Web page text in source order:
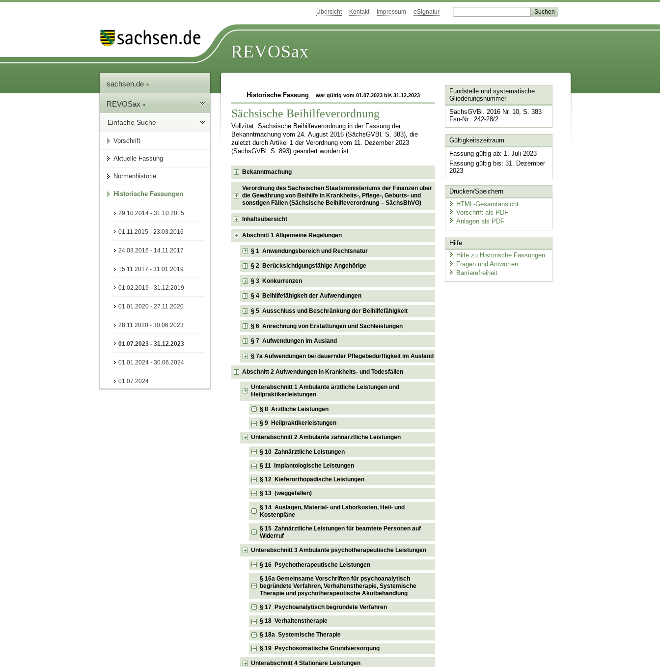
Übersicht Kontakt Impressum eSignatur
REVOSax
sachsen.de
REVOSax
Einfache Suche
Vorschrift
Aktuelle Fassung
Normenhistorie
Historische Fassungen
29.10.2014 - 31.10.2015
01.11.2015 - 23.03.2016
24.03.2016 - 14.11.2017
15.11.2017 - 31.01.2019
01.02.2019 - 31.12.2019
01.01.2020 - 27.11.2020
28.11.2020 - 30.06.2023
01.07.2023 - 31.12.2023
01.01.2024 - 30.06.2024
01.07.2024
Historische Fassung war gültig vom 01.07.2023 bis 31.12.2023
Sächsische Beihilfeverordnung
Vollzitat: Sächsische Beihilfeverordnung in der Fassung der
Bekanntmachung vom 24. August 2016 (SächsGVBl. S. 383), die
zuletzt durch Artikel 1 der Verordnung vom 11. Dezember 2023
(SächsGVBl. S. 893) geändert worden ist
Bekanntmachung
Verordnung des Sächsischen Staatsministeriums der Finanzen über
die Gewährung von Beihilfe in Krankheits-, Pflege-, Geburts- und
sonstigen Fällen (Sächsische Beihilfeverordnung – SächsBhVO)
Inhaltsübersicht
Abschnitt 1 Allgemeine Regelungen
§ 1 Anwendungsbereich und Rechtsnatur
§ 2 Berücksichtigungsfähige Angehörige
§ 3 Konkurrenzen
§ 4 Beihilfefähigkeit der Aufwendungen
§ 5 Ausschluss und Beschränkung der Beihilfefähigkeit
§ 6 Anrechnung von Erstattungen und Sachleistungen
§ 7 Aufwendungen im Ausland
§ 7a Aufwendungen bei dauernder Pflegebedürftigkeit im Ausland
Abschnitt 2 Aufwendungen in Krankheits- und Todesfällen
Unterabschnitt 1 Ambulante ärztliche Leistungen und
Heilpraktikerleistungen
§ 8 Ärztliche Leistungen
§ 9 Heilpraktikerleistungen
Unterabschnitt 2 Ambulante zahnärztliche Leistungen
§ 10 Zahnärztliche Leistungen
§ 11 Implantologische Leistungen
§ 12 Kieferorthopädische Leistungen
§ 13 (weggefallen)
§ 14 Auslagen, Material- und Laborkosten, Heil- und
Kostenpläne
§ 15 Zahnärztliche Leistungen für beamtete Personen auf
Widerruf
Unterabschnitt 3 Ambulante psychotherapeutische Leistungen
§ 16 Psychotherapeutische Leistungen
§ 16a Gemeinsame Vorschriften für psychoanalytisch
begründete Verfahren, Verhaltenstherapie, Systemische
Therapie und psychotherapeutische Akutbehandlung
§ 17 Psychoanalytisch begründete Verfahren
§ 18 Verhaltenstherapie
§ 18a Systemische Therapie
§ 19 Psychosomatische Grundversorgung
Unterabschnitt 4 Stationäre Leistungen
Fundstelle und systematische
Gliederungsnummer
SächsGVBl. 2016 Nr. 10, S. 383
Fsn-Nr.: 242-28/2
Gültigkeitszeitraum
Fassung gültig ab: 1. Juli 2023
Fassung gültig bis: 31. Dezember
2023
Drucken/Speichern
HTML-Gesamtansicht
Vorschrift als PDF
Anlagen als PDF
Hilfe
Hilfe zu Historische Fassungen
Fragen und Antworten
Barrierefreiheit